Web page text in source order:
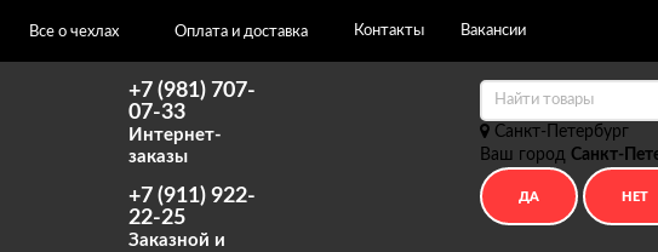
Все о чехлах Оплата и доставка Контакты Вакансии
+7 (981) 707-
07-33
Интернет-
заказы
+7 (911) 922-
22-25
Заказной и
Санкт-Петербург
Ваш город Санкт-